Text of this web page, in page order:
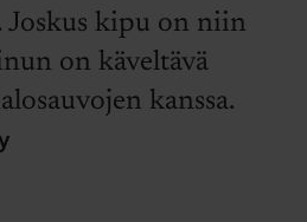
Joskus kipu on niin
on käveltävä
kanssa.